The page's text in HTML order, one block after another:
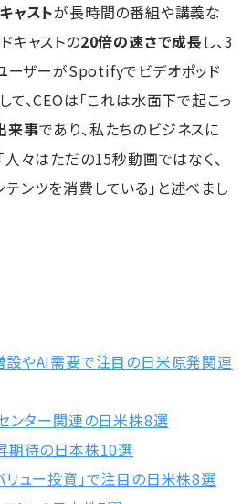
ャストが長時間の番組や講義な
キャストの20倍の速さで成長し、3
ザーがSpotifyでビデオポッド
て、CEOは「これは水面下で起こっ
来事であり、私たちのビジネスに
人々はただの15秒動画ではなく、
ンツを消費している」と述べまし
やAI需要で注目の日米原発関連
ンター関連の日米株8選
期待の日本株10選
リュー投資」で注目の日米株8選